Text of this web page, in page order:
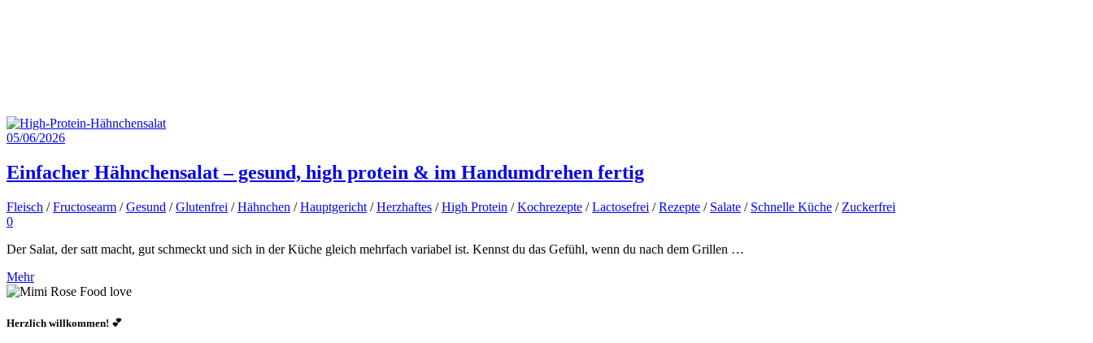
05/06/2026
Einfacher Hähnchensalat – gesund, high protein & im Handumdrehen fertig
Fleisch /Fructosearm /Gesund /Glutenfrei /Hähnchen /Hauptgericht /Herzhaftes /High Protein /Kochrezepte /Lactosefrei /Rezepte / Salate / Schnelle Küche / Zuckerfrei
0
Der Salat, der satt macht, gut schmeckt und sich in der Küche gleich mehrfach variabel ist. Kennst du das Gefühl, wenn du nach dem Grillen …
Mehr
Herzlich willkommen! 💕